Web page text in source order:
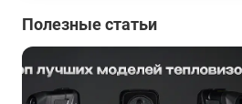
Полезные статьи